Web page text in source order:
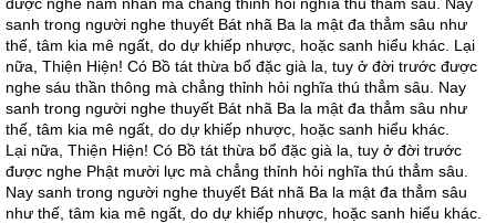
sanh trong người nghe thuyết Bát nhã Ba la mật đa thẳm sâu như
thế, tâm kia mê ngất, do dự khiếp nhược, hoặc sanh hiểu khác. Lại
nữa, Thiện Hiện! Có Bồ tát thừa bổ đặc già la, tuy ở đời trước được
nghe sáu thần thông mà chẳng thỉnh hỏi nghĩa thú thẳm sâu. Nay
sanh trong người nghe thuyết Bát nhã Ba la mật đa thẳm sâu như
thế, tâm kia mê ngất, do dự khiếp nhược, hoặc sanh hiểu khác.
Lại nữa, Thiện Hiện! Có Bồ tát thừa bổ đặc già la, tuy ở đời trước
được nghe Phật mười lực mà chẳng thỉnh hỏi nghĩa thú thẳm sâu.
Nay sanh trong người nghe thuyết Bát nhã Ba la mật đa thẳm sâu
như thế, tâm kia mê ngất, do dự khiếp nhược, hoặc sanh hiểu khác.